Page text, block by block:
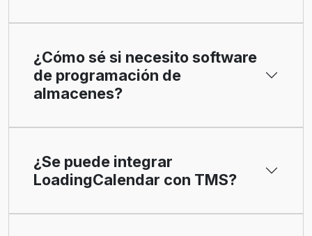
¿Cómo sé si necesito software
de programación de
almacenes?
¿Se puede integrar
LoadingCalendar con TMS?